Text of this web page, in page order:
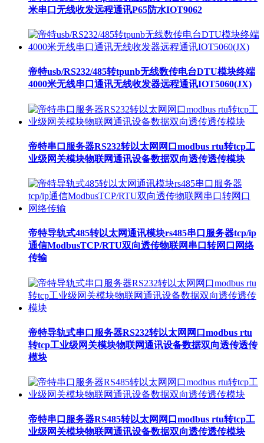
米串口无线收发远程通讯P65防水IOT9062
帝特usb/RS232/485转tpunb无线数传电台DTU模块终端
4000米无线串口通讯无线收发器远程通讯IOT5060(JX)
帝特串口服务器RS232转以太网网口modbus rtu转tcp工
业级网关模块物联网通讯设备数据双向透传透传模块
帝特导轨式485转以太网通讯模块rs485串口服务器tcp/ip
通信ModbusTCP/RTU双向透传物联网串口转网口网络
传输
帝特导轨式串口服务器RS232转以太网网口modbus rtu
转tcp工业级网关模块物联网通讯设备数据双向透传透传
模块
帝特串口服务器RS485转以太网网口modbus rtu转tcp工
业级网关模块物联网通讯设备数据双向透传透传模块